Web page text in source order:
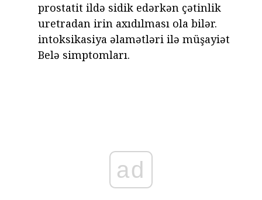
prostatit ildə sidik edərkən çətinlik
uretradan irin axıdılması ola bilər.
intoksikasiya əlamətləri ilə müşayiət
Belə simptomları.
ad